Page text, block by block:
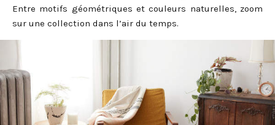
Entre motifs géométriques et couleurs naturelles, zoom
sur une collection dans l’air du temps.